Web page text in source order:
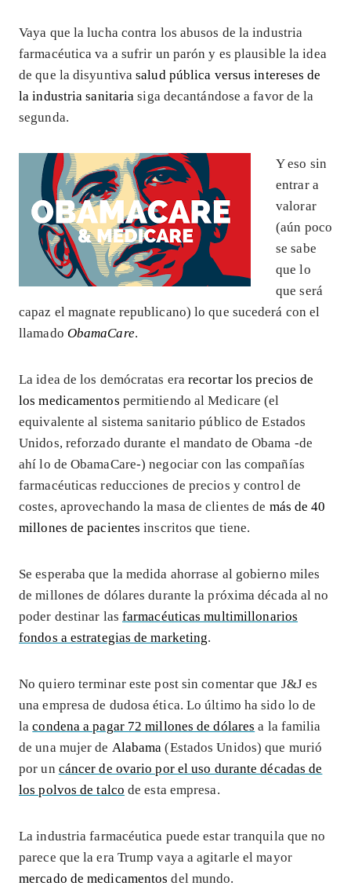
Vaya que la lucha contra los abusos de la industria
farmacéutica va a sufrir un parón y es plausible la idea
de que la disyuntivasalud pública versus intereses de
la industria sanitaria siga decantándose a favor de la
segunda.
Y eso sin
entrar a
valorar
(aún poco
se sabe
que lo
que será
capaz el magnate republicano) lo que sucederá con el
llamado ObamaCare.
La idea de los demócratas erarecortar los precios de
los medicamentos permitiendo al Medicare (el
equivalente al sistema sanitario público de Estados
Unidos, reforzado durante el mandato de Obama -de
ahí lo de ObamaCare-) negociar con las compañías
farmacéuticas reducciones de precios y control de
costes, aprovechando la masa de clientes de más de 40
millones de pacientes inscritos que tiene.
Se esperaba que la medida ahorrase al gobierno miles
de millones de dólares durante la próxima década al no
poder destinar las farmacéuticas multimillonarios
fondos a estrategias de marketing.
No quiero terminar este post sin comentar que J&J es
una empresa de dudosa ética. Lo último ha sido lo de
lacondena a pagar 72 millones de dólares a la familia
de una mujer de Alabama (Estados Unidos) que murió
por un cáncer de ovario por el uso durante décadas de
los polvos de talco de esta empresa.
La industria farmacéutica puede estar tranquila que no
parece que la era Trump vaya a agitarle el mayor
mercado de medicamentos del mundo.